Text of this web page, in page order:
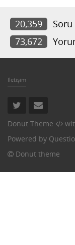
20,359 Soru
73,672
İletişim
Donut Theme
Powered by
Donut theme